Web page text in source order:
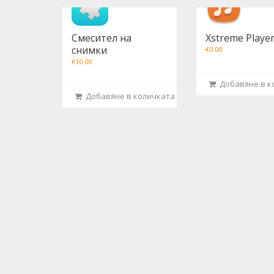
Смесител на
снимки
€10.00
Добавяне в количката
Xstreme
€0.00
Добавяне в